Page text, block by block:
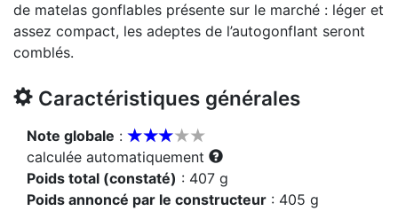
de matelas gonflables présente sur le marché : léger et
assez compact, les adeptes de l’autogonflant seront
comblés.
Caractéristiques générales
Note globale : 

calculée automatiquement
Poids total (constaté) : 407 g
Poids annoncé par le constructeur : 405 g